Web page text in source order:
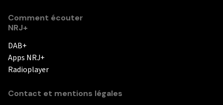
Comment écouter
NRJ+
DAB+
Apps NRJ+
Radioplayer
Contact et mentions légales